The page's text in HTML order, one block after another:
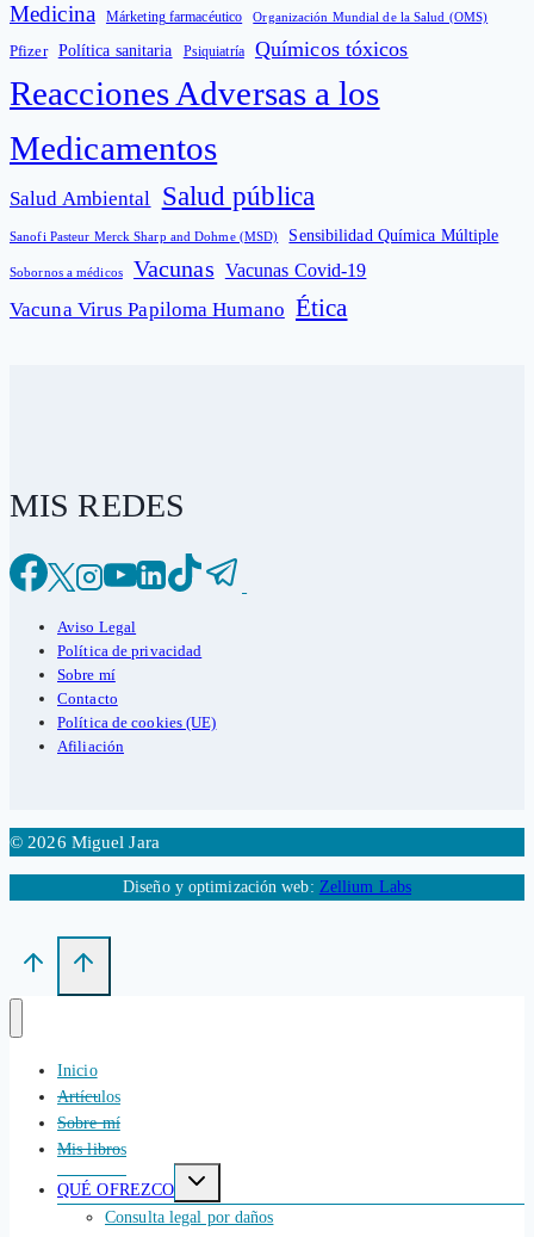
Medicina Márketing farmacéutico Organización Mundial de la Salud (OMS)
Pfizer Política sanitaria Psiquiatría Químicos tóxicos
Reacciones Adversas a los
Medicamentos
Salud Ambiental Salud pública
Sanofi Pasteur Merck Sharp and Dohme (MSD) Sensibilidad Química Múltiple
Sobornos a médicos Vacunas Vacunas Covid-19
Vacuna Virus Papiloma Humano Ética
MIS REDES
Aviso Legal
Política de privacidad
Sobre mí
Contacto
Política de cookies (UE)
Afiliación
© 2026 Miguel Jara
Diseño y optimización web: Zellium Labs
Inicio
Artículos
Sobre mí
Mis libros
QUÉ OFREZCO
Alternar
hijo
Consulta legal por daños